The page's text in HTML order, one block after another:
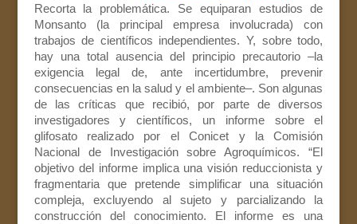
Recorta la problemática. Se equiparan estudios de
Monsanto (la principal empresa involucrada) con
trabajos de científicos independientes. Y, sobre todo,
hay una total ausencia del principio precautorio –la
exigencia legal de, ante incertidumbre, prevenir
consecuencias en la salud y el ambiente–. Son algunas
de las críticas que recibió, por parte de diversos
investigadores y científicos, un informe sobre el
glifosato realizado por el Conicet y la Comisión
Nacional de Investigación sobre Agroquímicos. “El
objetivo del informe implica una visión reduccionista y
fragmentaria que pretende simplificar una situación
compleja, excluyendo al sujeto y parcializando la
construcción del conocimiento. El informe es una